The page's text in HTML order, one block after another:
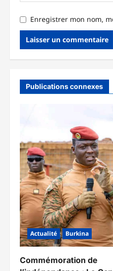
Enregistrer mon nom,
Publications connexes
Actualité Burkina
Commémoration de